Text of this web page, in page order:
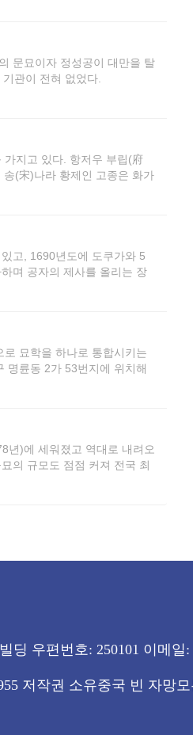
문묘이자 정성공이 대만을 탈
관이 전혀 없었다.
지고 있다. 항저우 부립(府
(宋)나라 황제인 고종은 화가
만들었다. 각본을 항저우부
고, 1690년도에 도쿠가와 5
며 공자의 제사를 올리는 장
설립되어 도쿠가와 시대의 학
묘학을 하나로 통합시키는
명륜동 2가 53번지에 위치해
센터를 위해 매년 봄,가을에
년)에 세워졌고 역대로 내려오
의 규모도 점점 커져 전국 최
적 21만8천 제곱 미터를 차
우편번호: 250101 이메일:
저작권 소유중국 빈 자망